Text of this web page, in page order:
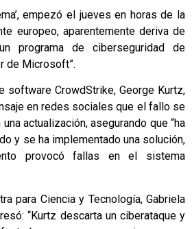
empezó el jueves en horas de la
europeo, aparentemente deriva de
programa de ciberseguridad de
de Microsoft”.
software CrowdStrike, George Kurtz,
en redes sociales que el fallo se
actualización, asegurando que “ha
y se ha implementado una solución,
provocó fallas en el sistema
para Ciencia y Tecnología, Gabriela
“Kurtz descarta un ciberataque y